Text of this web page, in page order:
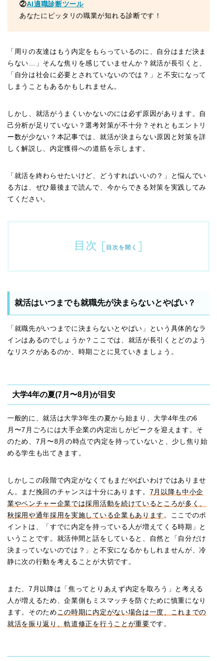
②AI適職診断ツール
あなたにピッタリの職業が知れる診断です！
「周りの友達はもう内定をもらっているのに、自分はまだ決ま
らない…」そんな焦りを感じていませんか？就活が長引くと、
「自分は社会に必要とされていないのでは？」と不安になって
しまうこともあるかもしれません。
しかし、就活がうまくいかないのには必ず原因があります。自
己分析が足りていない？選考対策が不十分？それともエントリ
ー数が少ない？本記事では、就活が決まらない原因と対策を詳
しく解説し、内定獲得への道筋を示します。
「就活を終わらせたいけど、どうすればいいの？」と悩んでい
る方は、ぜひ最後まで読んで、今からできる対策を実践してみ
てください。
目次 [ 目次を開く ]
就活はいつまでも就職先が決まらないとやばい？
「就職先がいつまでに決まらないとやばい」という具体的なラ
インはあるのでしょうか？ここでは、就活が長引くとどのよう
なリスクがあるのか、時期ごとに見ていきましょう。
大学4年の夏(7月〜8月)が目安
一般的に、就活は大学3年生の夏から始まり、大学4年生の6
月〜7月ごろには大手企業の内定出しがピークを迎えます。そ
のため、7月〜8月の時点で内定を持っていないと、少し焦り始
める学生も出てきます。
しかしこの段階で内定がなくてもまだやばいわけではありませ
ん。まだ挽回のチャンスは十分にあります。 7月以降も中小企
業やベンチャー企業では採用活動を続けているところが多く、
秋採用や通年採用を実施している企業もあります 。ここでのポ
イントは、「すでに内定を持っている人が増えてくる時期」と
いうことです。就活仲間と話をしていると、自然と「自分だけ
決まっていないのでは？」と不安になるかもしれませんが、冷
静に次の行動を考えることが大切です。
また、7月以降は「焦ってとりあえず内定を取ろう」と考える
人が増えるため、企業側もミスマッチを防ぐために慎重になり
ます。そのため この時期に内定がない場合は一度、これまでの
就活を振り返り、軌道修正を行うことが重要です。